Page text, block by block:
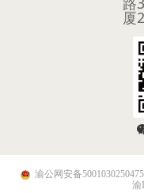
厦
渝公网安备
渝